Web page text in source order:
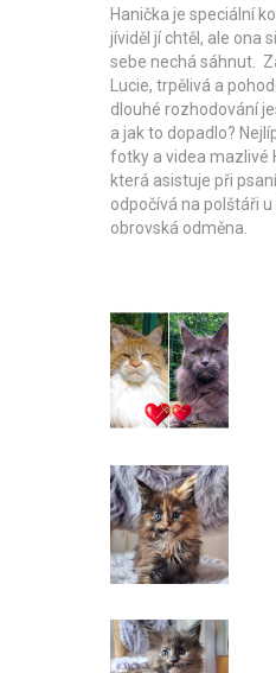
Hanička je speciální
jíviděl jí chtěl, ale ona
sebe nechá sáhnut.
Lucie, trpělivá a
dlouhé rozhodování
a jak to dopadlo?
fotky a videa mazlivé
která asistuje při
odpočívá na polštáři
obrovská odměna.